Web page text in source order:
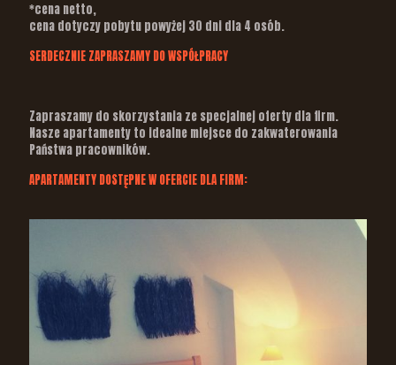
*cena netto,
cena dotyczy pobytu powyżej 30 dni dla 4 osób.
SERDECZNIE ZAPRASZAMY DO WSPÓŁPRACY
Zapraszamy do skorzystania ze specjalnej oferty dla firm.
Nasze apartamenty to idealne miejsce do zakwaterowania
Państwa pracowników.
APARTAMENTY DOSTĘPNE W OFERCIE DLA FIRM: